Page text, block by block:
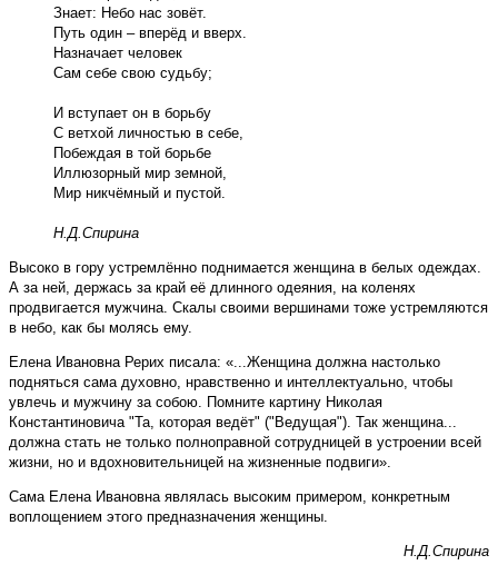
Знает: Небо нас зовёт.
Путь один – вперёд и вверх.
Назначает человек
Сам себе свою судьбу;
И вступает он в борьбу
С ветхой личностью в себе,
Побеждая в той борьбе
Иллюзорный мир земной,
Мир никчёмный и пустой.
Н.Д.Спирина
Высоко в гору устремлённо поднимается женщина в белых одеждах.
А за ней, держась за край её длинного одеяния, на коленях
продвигается мужчина. Скалы своими вершинами тоже устремляются
в небо, как бы молясь ему.
Елена Ивановна Рерих писала: «...Женщина должна настолько
подняться сама духовно, нравственно и интеллектуально, чтобы
увлечь и мужчину за собою. Помните картину Николая
Константиновича "Та, которая ведёт" ("Ведущая"). Так женщина...
должна стать не только полноправной сотрудницей в устроении всей
жизни, но и вдохновительницей на жизненные подвиги».
Сама Елена Ивановна являлась высоким примером, конкретным
воплощением этого предназначения женщины.
Н.Д.Спирина